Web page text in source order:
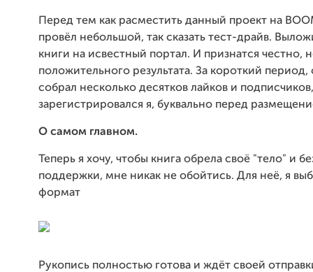
Перед тем как расместить данный проект на
провёл небольшой, так сказать тест-драйв.
книги на исвестный портал. И признатся честно,
положительного результата. За короткий период,
собрал несколько десятков лайков и
зарегистрировался я, буквально перед
О самом главном.
Теперь я хочу, чтобы книга обрела своё "тело" и
поддержки, мне никак не обойтись. Для неё, я
формат
Рукопись полностью готова и ждёт своей